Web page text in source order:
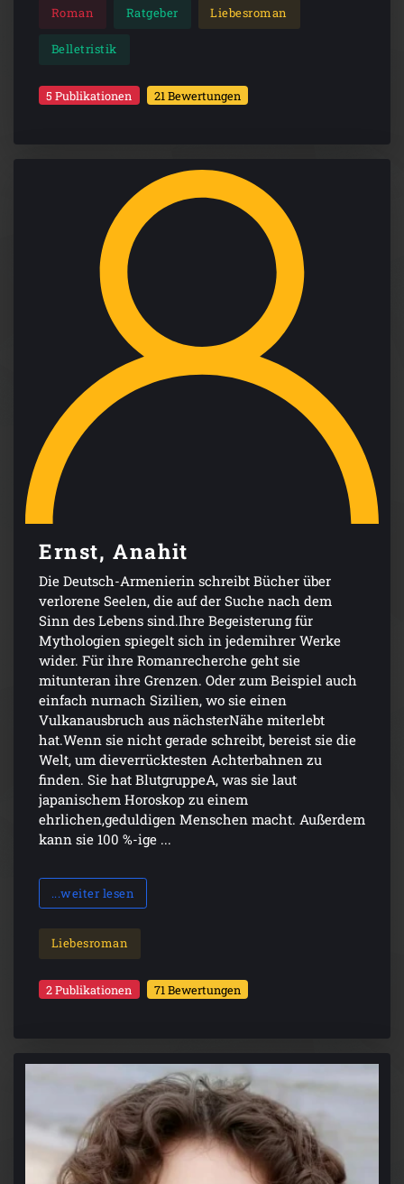
Roman Ratgeber Liebesroman
Belletristik
5 Publikationen 21 Bewertungen
Ernst, Anahit
Die Deutsch-Armenierin schreibt Bücher über
verlorene Seelen, die auf der Suche nach dem
Sinn des Lebens sind.Ihre Begeisterung für
Mythologien spiegelt sich in jedemihrer Werke
wider. Für ihre Romanrecherche geht sie
mitunteran ihre Grenzen. Oder zum Beispiel auch
einfach nurnach Sizilien, wo sie einen
Vulkanausbruch aus nächsterNähe miterlebt
hat.Wenn sie nicht gerade schreibt, bereist sie die
Welt, um dieverrücktesten Achterbahnen zu
finden. Sie hat BlutgruppeA, was sie laut
japanischem Horoskop zu einem
ehrlichen,geduldigen Menschen macht. Außerdem
kann sie 100 %-ige ...
...weiter lesen
Liebesroman
2 Publikationen 71 Bewertungen